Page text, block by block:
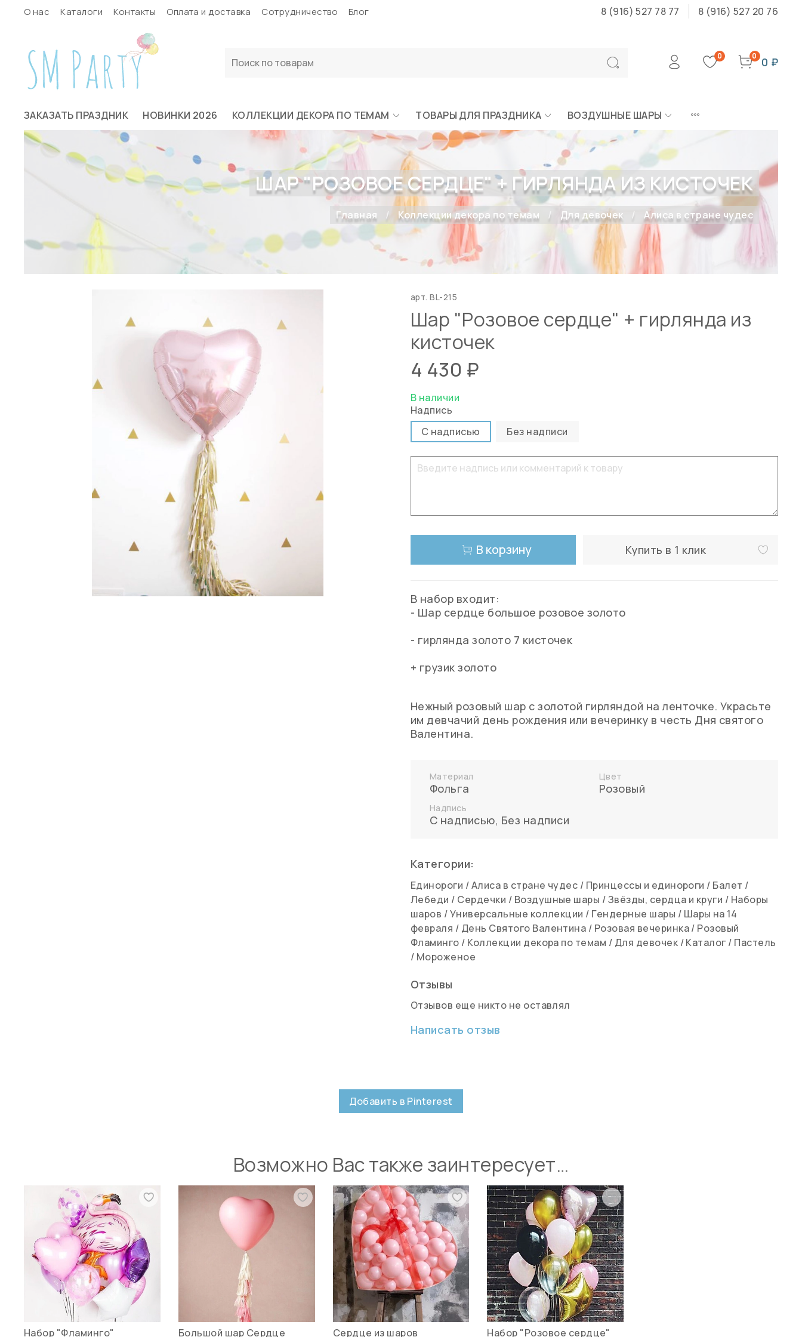
О нас Каталоги Контакты Оплата и доставка Сотрудничество Блог 8 (916) 527 78 77 8 (916) 527 20 76
0 0 0 ₽
ЗАКАЗАТЬ ПРАЗДНИК НОВИНКИ 2026 КОЛЛЕКЦИИ ДЕКОРА ПО ТЕМАМ ТОВАРЫ ДЛЯ ПРАЗДНИКА ВОЗДУШНЫЕ ШАРЫ
ШАР "РОЗОВОЕ СЕРДЦЕ" + ГИРЛЯНДА ИЗ КИСТОЧЕК
Главная Коллекции декора по темам Для девочек Алиса в стране чудес
арт.BL-215
Шар "Розовое сердце" + гирлянда из
кисточек
4 430 ₽
В наличии
Надпись
С надписью
Без надписи
В корзину Купить в 1 клик
В набор входит:
- Шар сердце большое розовое золото
- гирлянда золото 7 кисточек
+ грузик золото
Нежный розовый шар с золотой гирляндой на ленточке. Украсьте
им девчачий день рождения или вечеринку в честь Дня святого
Валентина.
Материал
Фольга
Цвет
Розовый
Надпись
С надписью, Без надписи
Категории:
Единороги /Алиса в стране чудес / Принцессы и единороги / Балет /
Лебеди / Сердечки / Воздушные шары /Звёзды, сердца и круги / Наборы
шаров /Универсальные коллекции / Гендерные шары / Шары на 14
февраля / День Святого Валентина / Розовая вечеринка/ Розовый
Фламинго / Коллекции декора по темам / Для девочек /Каталог / Пастель
/ Мороженое
Отзывы
Отзывов еще никто не оставлял
Написать отзыв
Добавить в Pinterest
Возможно Вас также заинтересует…
Набор "Фламинго" Большой шар Сердце Сердце из шаров Набор "Розовое сердце"